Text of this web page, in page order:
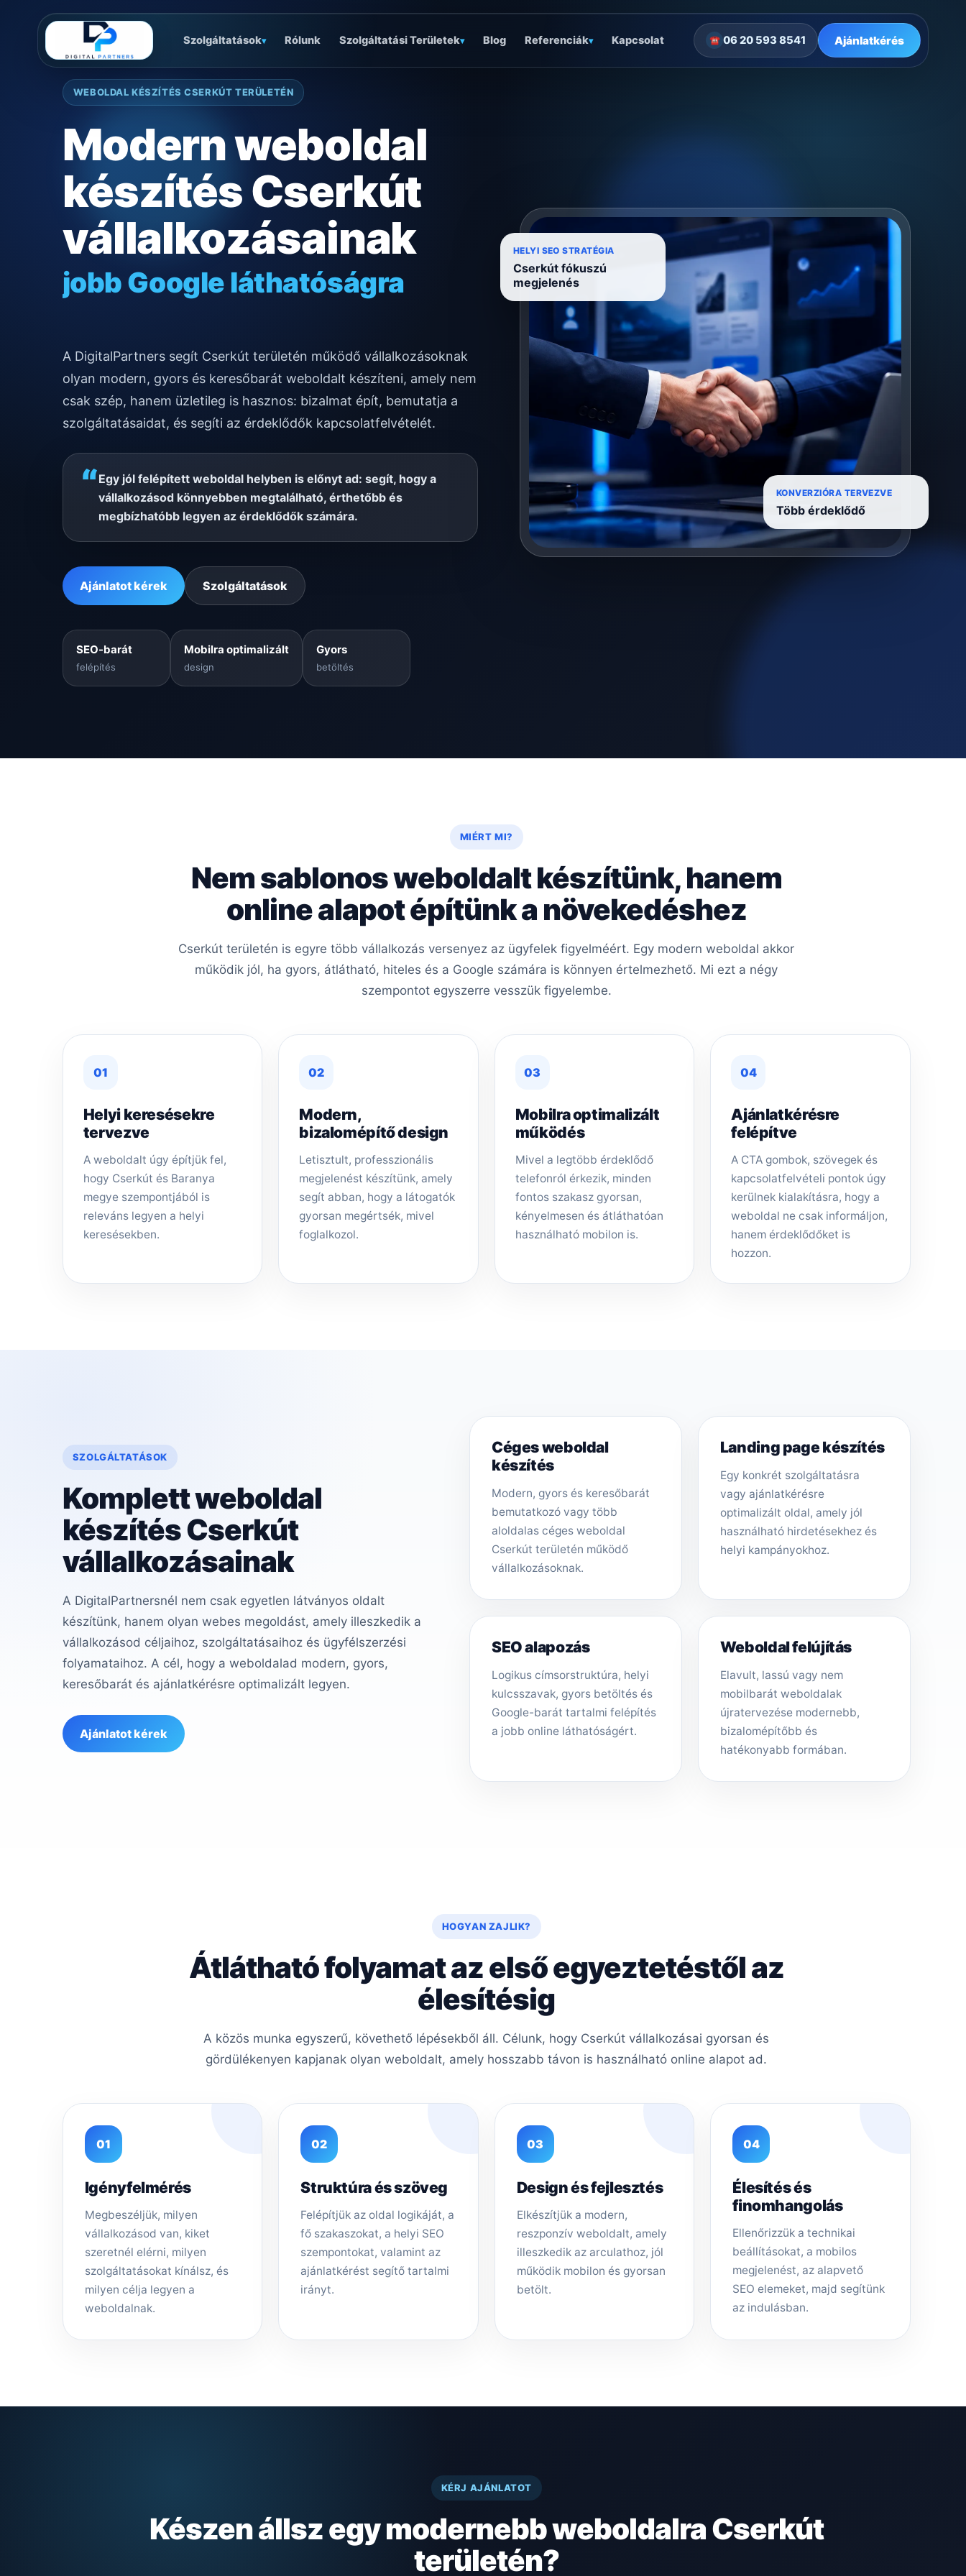
Szolgáltatások▾ Rólunk Szolgáltatási Területek▾ Blog Referenciák▾ Kapcsolat ☎ 06 20 593 8541 Ajánlatkérés
WEBOLDAL KÉSZÍTÉS CSERKÚT TERÜLETÉN
Modern weboldal
készítés Cserkút
vállalkozásainak
jobb Google láthatóságra
gyors mobilos működésre
A DigitalPartners segít Cserkút területén működő vállalkozásoknak
olyan modern, gyors és keresőbarát weboldalt készíteni, amely nem
csak szép, hanem üzletileg is hasznos: bizalmat épít, bemutatja a
szolgáltatásaidat, és segíti az érdeklődők kapcsolatfelvételét.
“Egy jól felépített weboldal helyben is előnyt ad: segít, hogy a
vállalkozásod könnyebben megtalálható, érthetőbb és
megbízhatóbb legyen az érdeklődők számára.
Ajánlatot kérek Szolgáltatások
SEO-barát
felépítés
Mobilra optimalizált
design
Gyors
betöltés
HELYI SEO STRATÉGIA
Cserkút fókuszú
megjelenés
KONVERZIÓRA TERVEZVE
Több érdeklődő
MIÉRT MI?
Nem sablonos weboldalt készítünk, hanem
online alapot építünk a növekedéshez
Cserkút területén is egyre több vállalkozás versenyez az ügyfelek figyelméért. Egy modern weboldal akkor
működik jól, ha gyors, átlátható, hiteles és a Google számára is könnyen értelmezhető. Mi ezt a négy
szempontot egyszerre vesszük figyelembe.
01
Helyi keresésekre
tervezve
A weboldalt úgy építjük fel,
hogy Cserkút és Baranya
megye szempontjából is
releváns legyen a helyi
keresésekben.
02
Modern,
bizalomépítő design
Letisztult, professzionális
megjelenést készítünk, amely
segít abban, hogy a látogatók
gyorsan megértsék, mivel
foglalkozol.
03
Mobilra optimalizált
működés
Mivel a legtöbb érdeklődő
telefonról érkezik, minden
fontos szakasz gyorsan,
kényelmesen és átláthatóan
használható mobilon is.
04
Ajánlatkérésre
felépítve
A CTA gombok, szövegek és
kapcsolatfelvételi pontok úgy
kerülnek kialakításra, hogy a
weboldal ne csak informáljon,
hanem érdeklődőket is
hozzon.
SZOLGÁLTATÁSOK
Komplett weboldal
készítés Cserkút
vállalkozásainak
A DigitalPartnersnél nem csak egyetlen látványos oldalt
készítünk, hanem olyan webes megoldást, amely illeszkedik a
vállalkozásod céljaihoz, szolgáltatásaihoz és ügyfélszerzési
folyamataihoz. A cél, hogy a weboldalad modern, gyors,
keresőbarát és ajánlatkérésre optimalizált legyen.
Ajánlatot kérek
Céges weboldal
készítés
Modern, gyors és keresőbarát
bemutatkozó vagy több
aloldalas céges weboldal
Cserkút területén működő
vállalkozásoknak.
Landing page készítés
Egy konkrét szolgáltatásra
vagy ajánlatkérésre
optimalizált oldal, amely jól
használható hirdetésekhez és
helyi kampányokhoz.
SEO alapozás
Logikus címsorstruktúra, helyi
kulcsszavak, gyors betöltés és
Google-barát tartalmi felépítés
a jobb online láthatóságért.
Weboldal felújítás
Elavult, lassú vagy nem
mobilbarát weboldalak
újratervezése modernebb,
bizalomépítőbb és
hatékonyabb formában.
HOGYAN ZAJLIK?
Átlátható folyamat az első egyeztetéstől az
élesítésig
A közös munka egyszerű, követhető lépésekből áll. Célunk, hogy Cserkút vállalkozásai gyorsan és
gördülékenyen kapjanak olyan weboldalt, amely hosszabb távon is használható online alapot ad.
01
Igényfelmérés
Megbeszéljük, milyen
vállalkozásod van, kiket
szeretnél elérni, milyen
szolgáltatásokat kínálsz, és
milyen célja legyen a
weboldalnak.
02
Struktúra és szöveg
Felépítjük az oldal logikáját, a
fő szakaszokat, a helyi SEO
szempontokat, valamint az
ajánlatkérést segítő tartalmi
irányt.
03
Design és fejlesztés
Elkészítjük a modern,
reszponzív weboldalt, amely
illeszkedik az arculathoz, jól
működik mobilon és gyorsan
betölt.
04
Élesítés és
finomhangolás
Ellenőrizzük a technikai
beállításokat, a mobilos
megjelenést, az alapvető
SEO elemeket, majd segítünk
az indulásban.
KÉRJ AJÁNLATOT
Készen állsz egy modernebb weboldalra Cserkút
területén?